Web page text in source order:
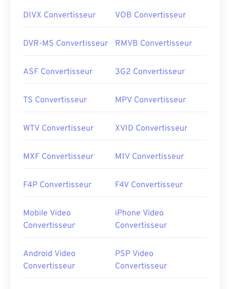
DIVX Convertisseur VOB Convertisseur
DVR-MS Convertisseur RMVB Convertisseur
ASF Convertisseur 3G2 Convertisseur
TS Convertisseur MPV Convertisseur
WTV Convertisseur XVID Convertisseur
MXF Convertisseur M1V Convertisseur
F4P Convertisseur F4V Convertisseur
Mobile Video
Convertisseur
iPhone Video
Convertisseur
Android Video
Convertisseur
PSP Video
Convertisseur